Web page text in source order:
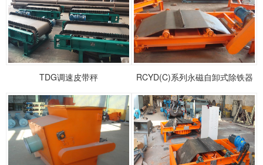
TDG调速皮带秤 RCYD(C)系列永磁自卸式除铁器